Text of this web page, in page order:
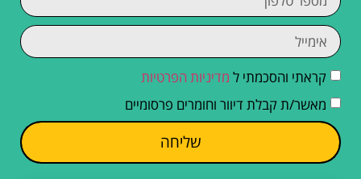
קראתי והסכמתי ל מדיניות הפרטיות
מאשר/ת קבלת דיוור וחומרים פרסומיים
שליחה